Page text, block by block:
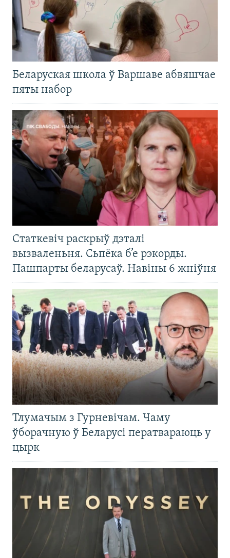
Беларуская школа ў Варшаве абвяшчае
пяты набор
Статкевіч раскрыў дэталі
вызваленьня. Сьпёка б’е рэкорды.
Пашпарты беларусаў. Навіны 6 жніўня
Тлумачым з Гурневічам. Чаму
ўборачную ў Беларусі ператвараюць у
цырк